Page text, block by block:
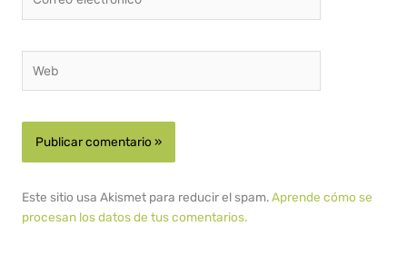
electrónico*
Este sitio usa Akismet para reducir el spam.Aprende cómo se
procesan los datos de tus comentarios.